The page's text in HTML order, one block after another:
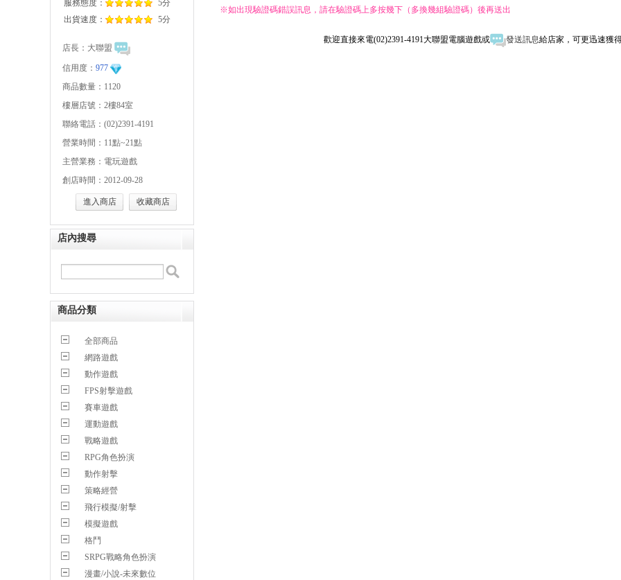
服務態度：
5分
出貨速度：
5分
店長： 大聯盟
信用度： 977
商品數量：1120
樓層店號：2樓84室
聯絡電話：(02)2391-4191
營業時間：11點~21點
主營業務：電玩遊戲
創店時間：2012-09-28
進入商店 收藏商店
店內搜尋
商品分類
全部商品
網路遊戲
動作遊戲
FPS射擊遊戲
賽車遊戲
運動遊戲
戰略遊戲
RPG角色扮演
動作射擊
策略經營
飛行模擬/射擊
模擬遊戲
格鬥
SRPG戰略角色扮演
漫畫/小說-未來數位
※如出現驗證碼錯誤訊息，請在驗證碼上多按幾下（多換幾組驗證碼）後再送出
歡迎直接來電(02)2391-4191大聯盟電腦遊戲或 發送訊息給店家，可更迅速獲